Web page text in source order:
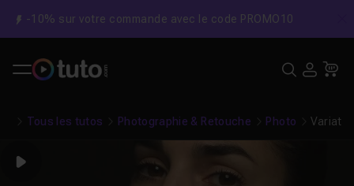
-10% sur votre commande avec le code PROMO10
Tous les tutos Photographie & Retouche Photo
Play